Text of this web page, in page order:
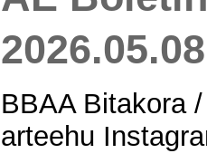
2026.05.08
BBAA Bitakora
arteehu